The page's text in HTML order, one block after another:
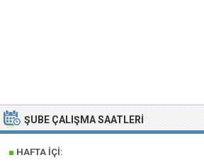
ŞUBE ÇALIŞMA SAATLERI
■ HAFTA İÇI: